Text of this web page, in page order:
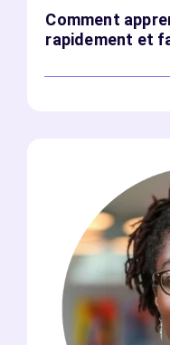
Comment
rapidement et